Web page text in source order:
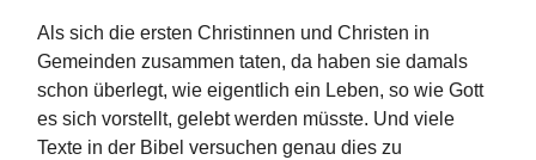
Als sich die ersten Christinnen und Christen in
Gemeinden zusammen taten, da haben sie damals
schon überlegt, wie eigentlich ein Leben, so wie Gott
es sich vorstellt, gelebt werden müsste. Und viele
Texte in der Bibel versuchen genau dies zu